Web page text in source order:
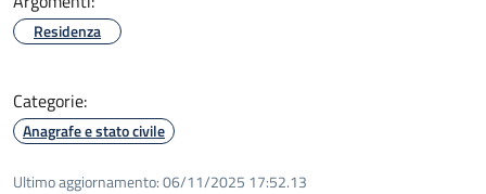
Residenza
Categorie:
Anagrafe e stato civile
Ultimo aggiornamento:06/11/2025 17:52.13